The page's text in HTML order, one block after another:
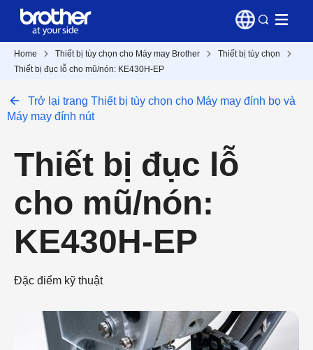
Home Thiết bị tùy chọn cho Máy may Brother
Thiết bị tùy chọn
Thiết bị đục lỗ cho mũ/nón: KE430H-EP
Trở lại trang Thiết bị tùy chọn cho Máy may đính bọ và
Máy may đính nút
Thiết bị đục lỗ
cho mũ/nón:
KE430H-EP
Đặc điểm kỹ thuật